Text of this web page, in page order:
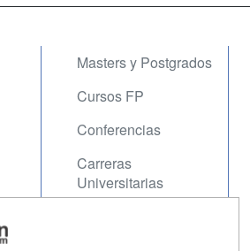
Masters y Postgrados
Cursos FP
Conferencias
Carreras
Universitarias